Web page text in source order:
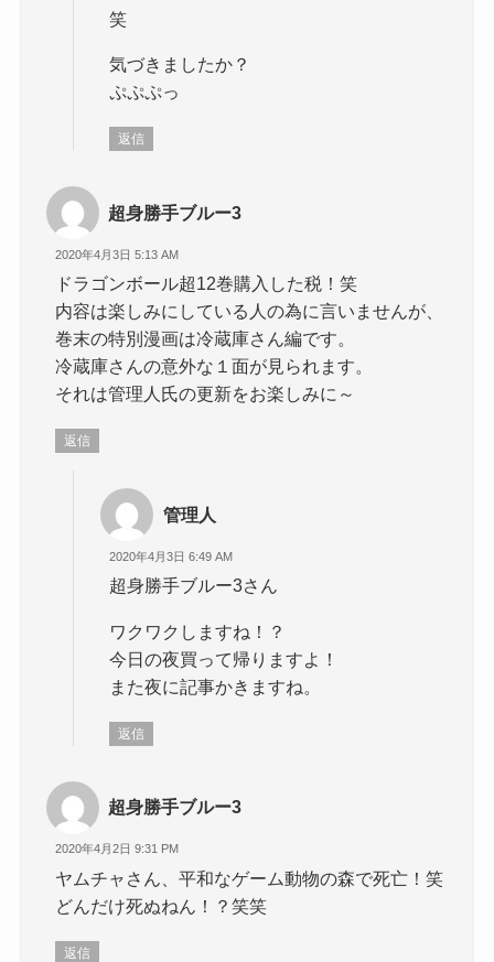
笑
気づきましたか？
ぷぷぷっ
返信
超身勝手ブルー3
2020年4月3日 5:13 AM
ドラゴンボール超12巻購入した税！笑
内容は楽しみにしている人の為に言いませんが、
巻末の特別漫画は冷蔵庫さん編です。
冷蔵庫さんの意外な１面が見られます。
それは管理人氏の更新をお楽しみに～
返信
管理人
2020年4月3日 6:49 AM
超身勝手ブルー3さん
ワクワクしますね！？
今日の夜買って帰りますよ！
また夜に記事かきますね。
返信
超身勝手ブルー3
2020年4月2日 9:31 PM
ヤムチャさん、平和なゲーム動物の森で死亡！笑
どんだけ死ぬねん！？笑笑
返信